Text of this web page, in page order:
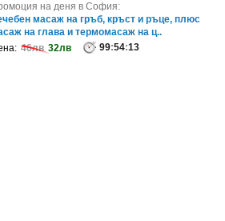
на деня в Пазарджик:
до Истанбул за 6 Септември: 3
със закуски, плюс транспор..
309.02лв 246.43лв 99
на деня в София:
масаж на гръб, кръст и ръце, плюс
на глава и термомасаж на ц..
46лв 32лв 99:54:13